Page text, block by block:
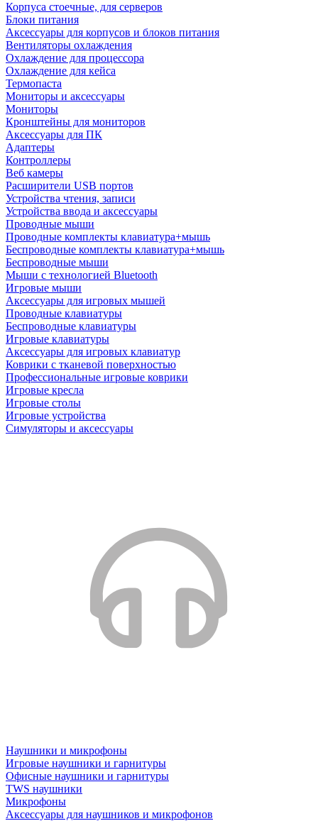
Корпуса стоечные, для серверов
Блоки питания
Аксессуары для корпусов и блоков питания
Вентиляторы охлаждения
Охлаждение для процессора
Охлаждение для кейса
Термопаста
Мониторы и аксессуары
Мониторы
Кронштейны для мониторов
Аксессуары для ПК
Адаптеры
Контроллеры
Веб камеры
Расширители USB портов
Устройства чтения, записи
Устройства ввода и аксессуары
Проводные мыши
Проводные комплекты клавиатура+мышь
Беспроводные комплекты клавиатура+мышь
Беспроводные мыши
Мыши с технологией Bluetooth
Игровые мыши
Аксессуары для игровых мышей
Проводные клавиатуры
Беспроводные клавиатуры
Игровые клавиатуры
Аксессуары для игровых клавиатур
Коврики с тканевой поверхностью
Профессиональные игровые коврики
Игровые кресла
Игровые столы
Игровые устройства
Симуляторы и аксессуары
Наушники и микрофоны
Игровые наушники и гарнитуры
Офисные наушники и гарнитуры
TWS наушники
Микрофоны
Аксессуары для наушников и микрофонов